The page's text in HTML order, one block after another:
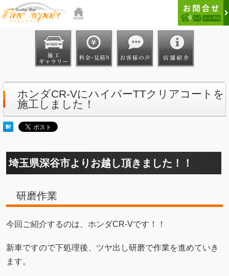
ホンダCR-VにハイパーTTクリアコートを
施工しました！
埼玉県深谷市よりお越し頂きました！！
研磨作業
今回ご紹介するのは、ホンダCR-Vです！！
新車ですので下処理後、ツヤ出し研磨で作業を進めていき
ます。